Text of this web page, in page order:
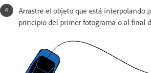
Arrastre el objeto que está interpolando
principio del primer fotograma o al final